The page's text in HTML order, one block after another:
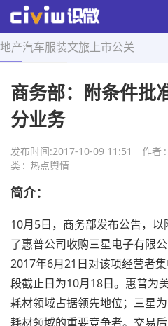
地产汽车服装文旅 上市公关
首页 > 热点舆情 > 正文
商务部：附条件批
分业务
发布时间:2017-10-09 11:51 作者 :
类 : 热点舆情
简介：
10月5日，商务部发布公告，
了惠普公司收购三星电子有限
2017年6月21日对该项经营者
段截止日为10月18日。惠普为
耗材领域占据领先地位；三星
耗材领域的重要竞争者。交易